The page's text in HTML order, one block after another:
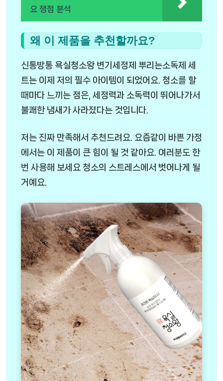
요 쟁점 분석
왜 이 제품을 추천할까요?
신통방통 욕실청소왕 변기세정제 뿌리는소독제 세
트는 이제 저의 필수 아이템이 되었어요. 청소를 할
때마다 느끼는 점은, 세정력과 소독력이 뛰어나가서
불쾌한 냄새가 사라졌다는 것입니다.
저는 진짜 만족해서 추천드려요. 요즘같이 바쁜 가정
에서는 이 제품이 큰 힘이 될 것 같아요. 여러분도 한
번 사용해 보세요 청소의 스트레스에서 벗어나게 될
거예요.